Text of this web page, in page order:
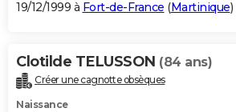
19/12/1999 à Fort-de-France (Martinique)
Clotilde TELUSSON (84 ans)
Créer une cagnotte obsèques
Naissance